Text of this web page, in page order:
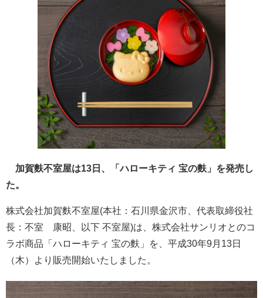
加賀麩不室屋は13日、「ハローキティ 宝の麩」を発売し
た。
株式会社加賀麩不室屋(本社：石川県金沢市、代表取締役社
長：不室 康昭、以下 不室屋)は、株式会社サンリオとのコ
ラボ商品「ハローキティ 宝の麩」を、平成30年9月13日
（木）より販売開始いたしました。